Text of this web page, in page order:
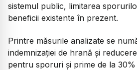
sistemul public, limitarea
beneficii existente în prezent.
Printre măsurile analizate se
indemnizației de hrană și
pentru sporuri și prime de la